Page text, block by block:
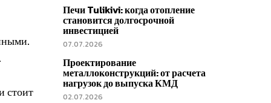
стоит
Печи Tulikivi: когда отопление
становится долгосрочной
инвестицией
07.07.2026
Проектирование
металлоконструкций: от расчета
нагрузок до выпуска КМД
02.07.2026